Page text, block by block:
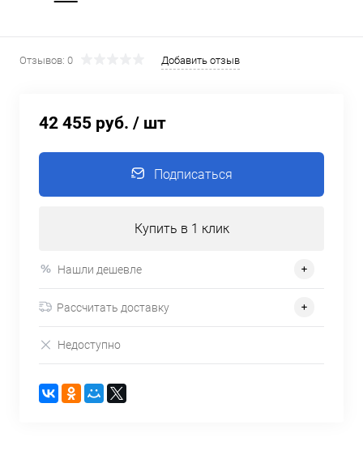
Отзывов: 0 Добавить отзыв
42 455 руб. / шт
Подписаться
Купить в 1 клик
Нашли дешевле
Рассчитать доставку
Недоступно